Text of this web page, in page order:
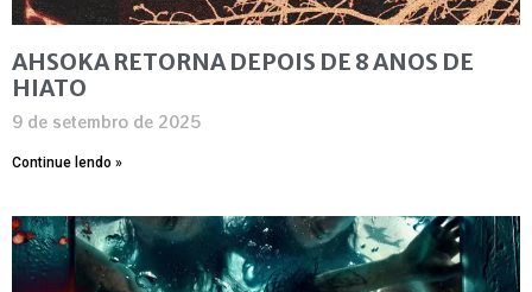
AHSOKA RETORNA DEPOIS DE 8 ANOS DE
HIATO
9 de setembro de 2025
Continue lendo »